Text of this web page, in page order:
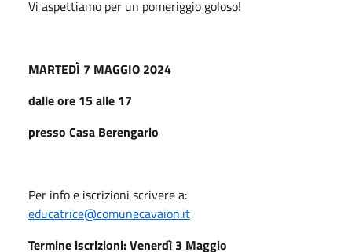
Vi aspettiamo per un pomeriggio goloso!
MARTEDÌ 7 MAGGIO 2024
dalle ore 15 alle 17
presso Casa Berengario
Per info e iscrizioni scrivere a:
educatrice@comunecavaion.it
Termine iscrizioni: Venerdì 3 Maggio